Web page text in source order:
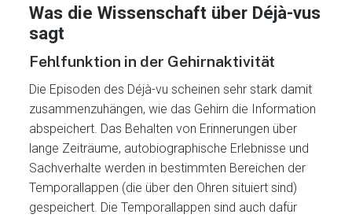
Was die Wissenschaft über Déjà-vus
sagt
Fehlfunktion in der Gehirnaktivität
Die Episoden des Déjà-vu scheinen sehr stark damit
zusammenzuhängen, wie das Gehirn die Information
abspeichert. Das Behalten von Erinnerungen über
lange Zeiträume, autobiographische Erlebnisse und
Sachverhalte werden in bestimmten Bereichen der
Temporallappen (die über den Ohren situiert sind)
gespeichert. Die Temporallappen sind auch dafür